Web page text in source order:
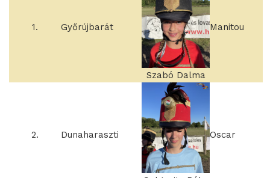
1. Győrújbarát
Szabó Dalma
Manitou
2. Dunaharaszti Oscar